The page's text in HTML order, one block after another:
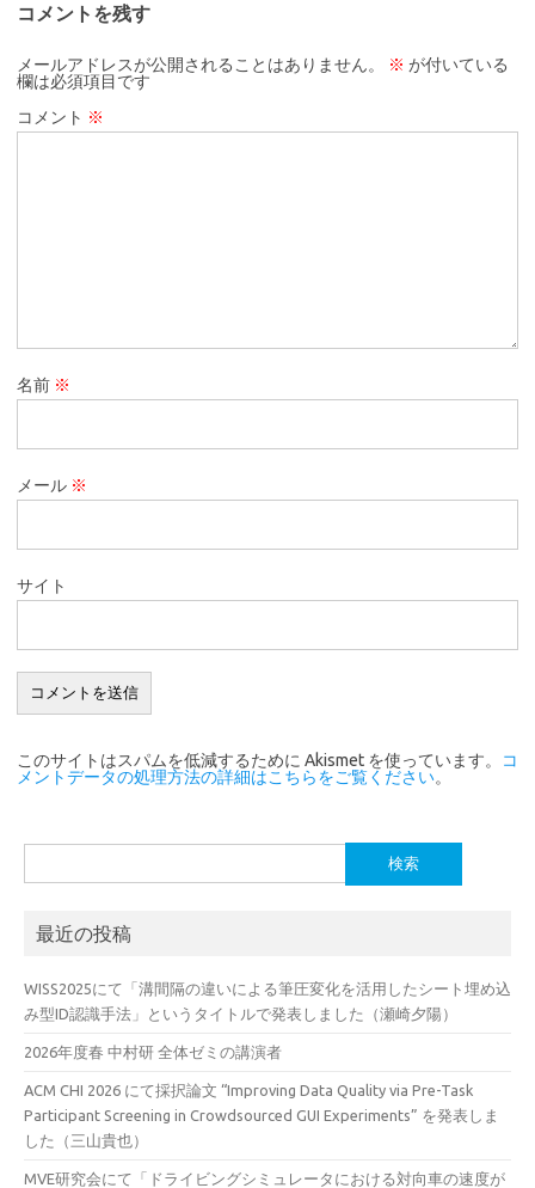
コメントを残す
メールアドレスが公開されることはありません。 ※ が付いている
欄は必須項目です
コメント ※
名前 ※
メール ※
サイト
このサイトはスパムを低減するために Akismet を使っています。
コ
メントデータの処理方法の詳細はこちらをご覧ください。
索:
最近の投稿
WISS2025にて「溝間隔の違いによる筆圧変化を活用したシート埋め込
み型ID認識手法」というタイトルで発表しました（瀬崎夕陽）
2026年度春 中村研 全体ゼミの講演者
ACM CHI 2026 にて採択論文 “Improving Data Quality via Pre-Task
Participant Screening in Crowdsourced GUI Experiments” を発表しま
した（三山貴也）
MVE研究会にて「ドライビングシミュレータにおける対向車の速度が